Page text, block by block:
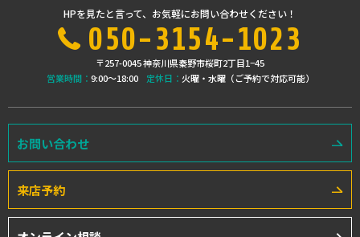
HPを見たと言って、お気軽にお問い合わせください！
050-3154-1023
〒257-0045 神奈川県秦野市桜町2丁目1−45
営業時間： 9:00〜18:00 定休日： 火曜・水曜（ご予約で対応可能）
お問い合わせ
来店予約